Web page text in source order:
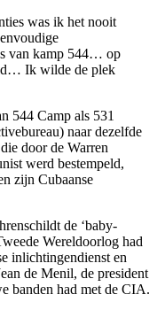
was ik het nooit
van kamp 544… op
Ik wilde de plek
544 Camp als 531
naar dezelfde
door de Warren
werd bestempeld,
zijn Cubaanse
de ‘baby-
Wereldoorlog had
inlichtingendienst en
de Menil, de president
banden had met de CIA.